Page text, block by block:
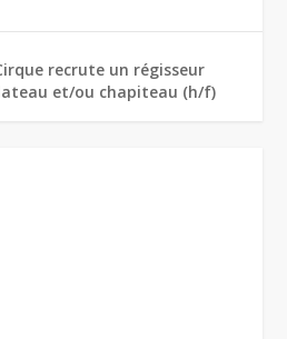
recrute un régisseur
et/ou chapiteau (h/f)